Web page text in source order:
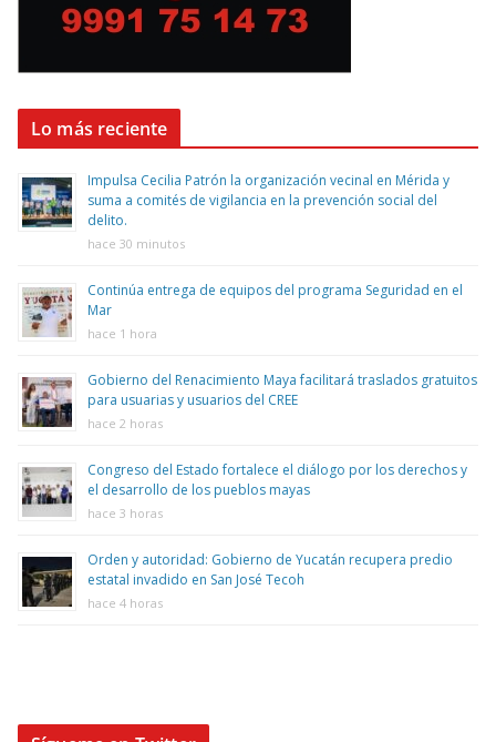
Lo más reciente
Impulsa Cecilia Patrón la organización vecinal en Mérida y
suma a comités de vigilancia en la prevención social del
delito.
hace 30 minutos
Continúa entrega de equipos del programa Seguridad en el
Mar
hace 1 hora
Gobierno del Renacimiento Maya facilitará traslados gratuitos
para usuarias y usuarios del CREE
hace 2 horas
Congreso del Estado fortalece el diálogo por los derechos y
el desarrollo de los pueblos mayas
hace 3 horas
Orden y autoridad: Gobierno de Yucatán recupera predio
estatal invadido en San José Tecoh
hace 4 horas